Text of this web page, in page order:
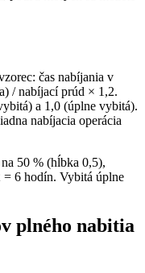
čas nabíjania v
/ nabíjací prúd × 1,2.
a 1,0 (úplne vybitá).
nabíjacia operácia
50 % (hĺbka 0,5),
6 hodín. Vybitá úplne
plného nabitia